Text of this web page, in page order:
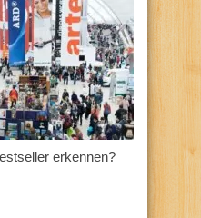
erkennen?